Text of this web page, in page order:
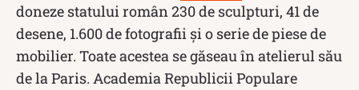
doneze statului român 230 de sculpturi, 41 de
desene, 1.600 de fotografii şi o serie de piese de
mobilier. Toate acestea se găseau în atelierul său
de la Paris. Academia Republicii Populare